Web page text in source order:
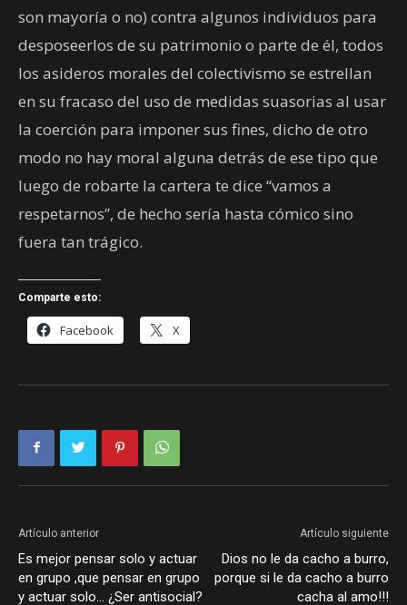
son mayoría o no) contra algunos individuos para
desposeerlos de su patrimonio o parte de él, todos
los asideros morales del colectivismo se estrellan
en su fracaso del uso de medidas suasorias al usar
la coerción para imponer sus fines, dicho de otro
modo no hay moral alguna detrás de ese tipo que
luego de robarte la cartera te dice “vamos a
respetarnos”, de hecho sería hasta cómico sino
fuera tan trágico.
Comparte esto:
Facebook X
Artículo anterior
Es mejor pensar solo y actuar
en grupo ,que pensar en grupo
y actuar solo… ¿Ser antisocial?
Artículo siguiente
Dios no le da cacho a burro,
porque si le da cacho a burro
cacha al amo!!!